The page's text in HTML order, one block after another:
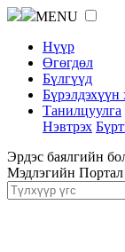
MENU
Нүүр
Өгөгдөл
Бүлгүүд
Бүрэлдэхүүн
Танилцуулга
Нэвтрэх
Эрдэс баялгийн
Мэдлэгийн Портал